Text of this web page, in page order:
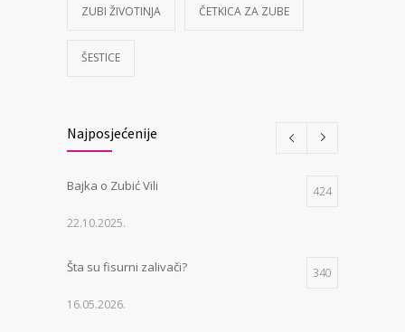
ZUBI ŽIVOTINJA ČETKICA ZA ZUBE
ŠESTICE
Najposjećenije
Bajka o Zubić Vili 424
22.10.2025.
Šta su fisurni zalivači? 340
16.05.2026.